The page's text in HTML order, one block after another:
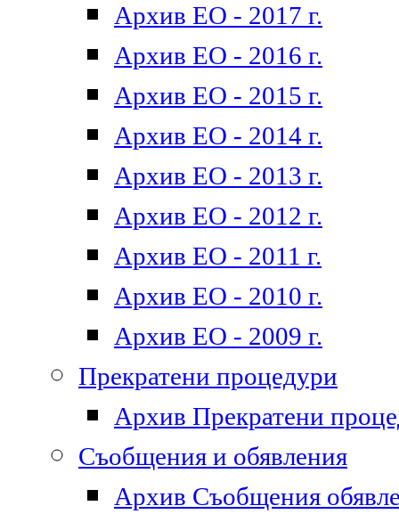
Архив ЕО - 2017 г.
Архив ЕО - 2016 г.
Архив ЕО - 2015 г.
Архив ЕО - 2014 г.
Архив ЕО - 2013 г.
Архив ЕО - 2012 г.
Архив ЕО - 2011 г.
Архив ЕО - 2010 г.
Архив ЕО - 2009 г.
Прекратени процедури
Архив Прекратени
Съобщения и обявления
Архив Съобщения